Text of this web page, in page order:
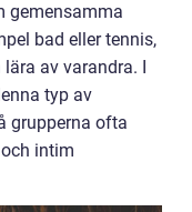
gemensamma
bad eller tennis,
av varandra. I
typ av
grupperna ofta
intim